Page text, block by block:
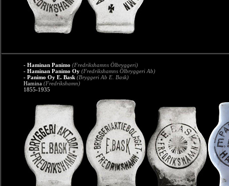
- Haminan Panimo (Fredrikshamns Ölbryggeri)
- Haminan Panimo Oy (Fredrikshamns Ölbryggeri Ab)
- Panimo Oy E. Bask (Bryggeri Ab E. Bask)
Hamina (Fredrikshamn)
1855-1935